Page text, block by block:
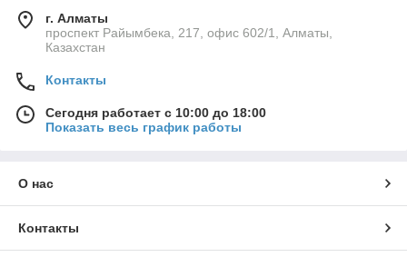
г. Алматы
проспект Райымбека, 217, офис 602/1, Алматы,
Казахстан
Контакты
Сегодня работает с 10:00 до 18:00
Показать весь график работы
О нас
Контакты